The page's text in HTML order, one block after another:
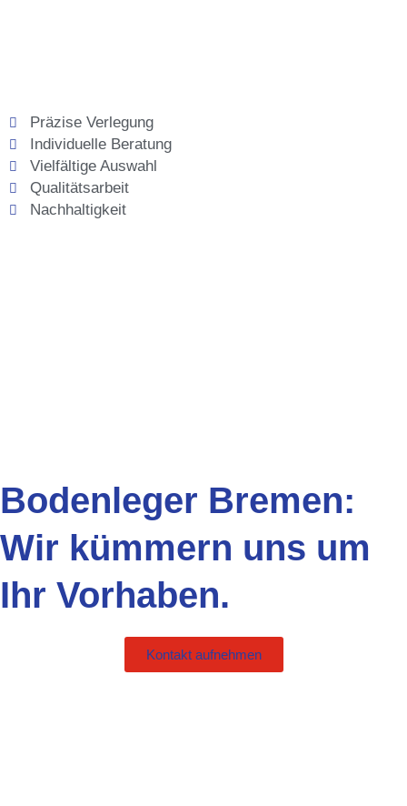
Präzise Verlegung
Individuelle Beratung
Vielfältige Auswahl
Qualitätsarbeit
Nachhaltigkeit
Bodenleger Bremen:
Wir kümmern uns um
Ihr Vorhaben.
Kontakt aufnehmen